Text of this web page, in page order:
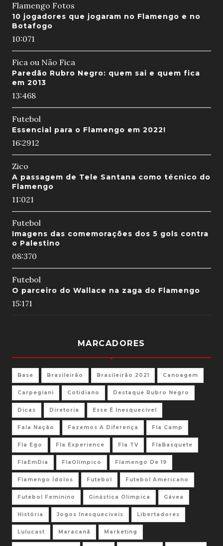
Flamengo Fotos
10 jogadores que jogaram no Flamengo e no
Botafogo
10:071
Fica ou Não Fica
Paredão Rubro Negro: quem sai e quem fica
em 2013
13:468
Futebol
Essencial para o Flamengo em 2022!
16:2912
Zico
A passagem de Tele Santana como técnico do
Flamengo
11:021
Futebol
Imagens das comemorações dos 5 gols contra
o Palestino
08:370
Futebol
O parceiro do Wallace na zaga do Flamengo
15:171
MARCADORES
Base Brasileirão Brasileirão 2021 Canoagem
Carpegiani Cotidiano Destaque Rubro Negro
Dicas Diretoria Esse É Inesquecível
Fala Nação Fazemos A Diferença Fla Camp
Fla Ego Fla Experience Fla TV FlaBasquete
FlaEmDia FlaOlímpico Flamengo De 19
Flamengo Ídolos Futebol Futebol Americano
Futebol Feminino Ginástica Olimpica Gávea
História Jogos Inesquecíveis Libertadores
Lulucast Maracanã Marketing